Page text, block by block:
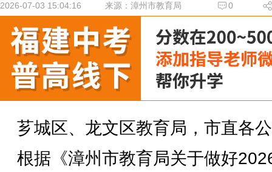
2026-07-03 15:04:16 来源：漳州市教育局 0
芗城区、龙文区教育局，市直各
根据《漳州市教育局关于做好